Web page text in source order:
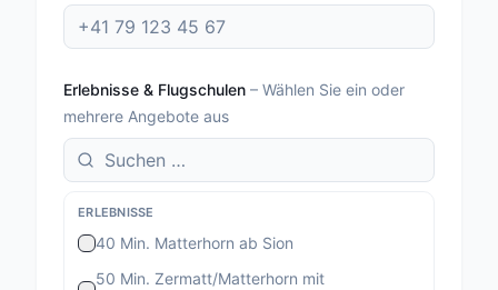
Erlebnisse & Flugschulen – Wählen Sie ein oder
mehrere Angebote aus
ERLEBNISSE
40 Min. Matterhorn ab Sion
50 Min. Zermatt/Matterhorn mit